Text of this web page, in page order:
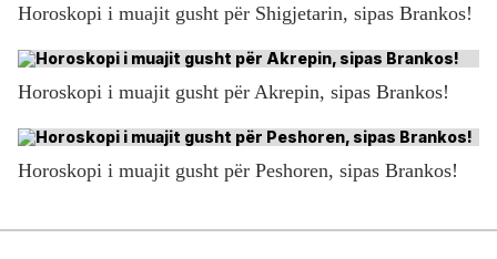
Horoskopi i muajit gusht për Shigjetarin, sipas Brankos!
Horoskopi i muajit gusht për Akrepin, sipas Brankos!
Horoskopi i muajit gusht për Peshoren, sipas Brankos!